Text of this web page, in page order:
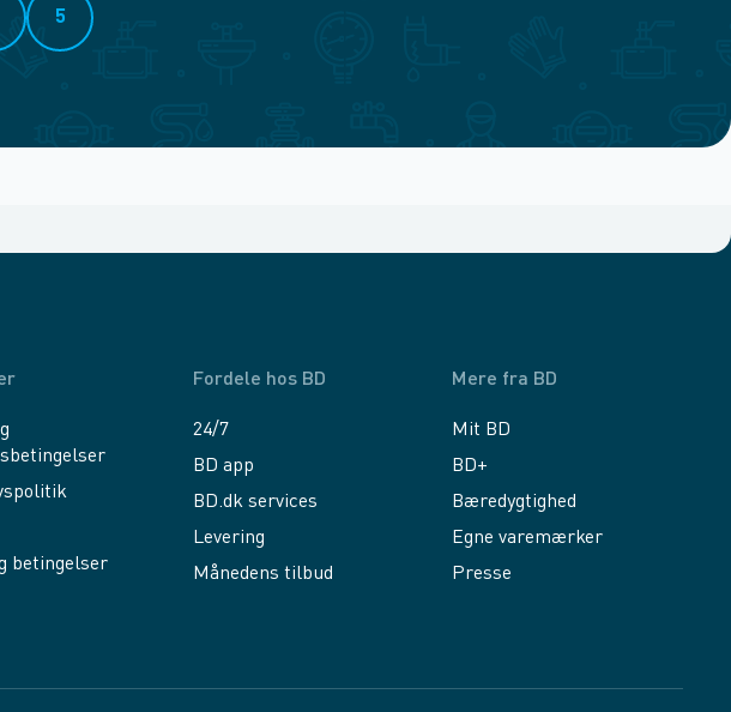
5
betingelser
Fordele hos BD
24/7
BD app
BD.dk services
Levering
Månedens tilbud
Mere fra BD
Mit BD
BD+
Bæredygtighed
Egne varemærker
Presse